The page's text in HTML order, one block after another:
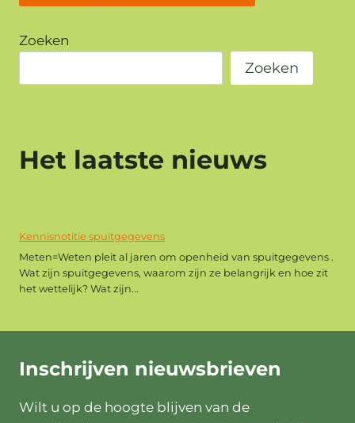
Zoeken
Zoeken
Het laatste nieuws
Kennisnotitie spuitgegevens
Meten=Weten pleit al jaren om openheid van spuitgegevens .
Wat zijn spuitgegevens, waarom zijn ze belangrijk en hoe zit
het wettelijk? Wat zijn...
Inschrijven nieuwsbrieven
Wilt u op de hoogte blijven van de